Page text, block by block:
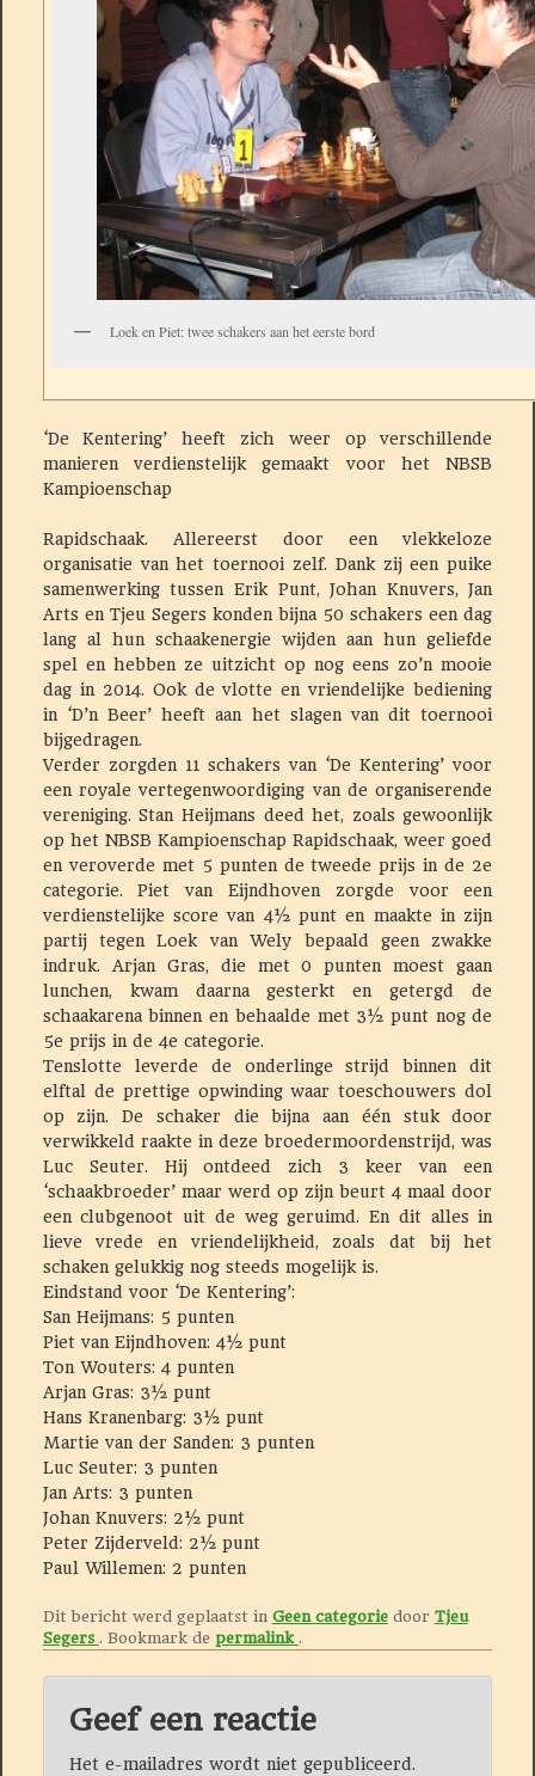
Loek en Piet: twee schakers aan het eerste bord
‘De Kentering’ heeft zich weer op verschillende
manieren verdienstelijk gemaakt voor het NBSB
Kampioenschap
Rapidschaak. Allereerst door een vlekkeloze
organisatie van het toernooi zelf. Dank zij een puike
samenwerking tussen Erik Punt, Johan Knuvers, Jan
Arts en Tjeu Segers konden bijna 50 schakers een dag
lang al hun schaakenergie wijden aan hun geliefde
spel en hebben ze uitzicht op nog eens zo’n mooie
dag in 2014. Ook de vlotte en vriendelijke bediening
in ‘D’n Beer’ heeft aan het slagen van dit toernooi
bijgedragen.
Verder zorgden 11 schakers van ‘De Kentering’ voor
een royale vertegenwoordiging van de organiserende
vereniging. Stan Heijmans deed het, zoals gewoonlijk
op het NBSB Kampioenschap Rapidschaak, weer goed
en veroverde met 5 punten de tweede prijs in de 2e
categorie. Piet van Eijndhoven zorgde voor een
verdienstelijke score van 4½ punt en maakte in zijn
partij tegen Loek van Wely bepaald geen zwakke
indruk. Arjan Gras, die met 0 punten moest gaan
lunchen, kwam daarna gesterkt en getergd de
schaakarena binnen en behaalde met 3½ punt nog de
5e prijs in de 4e categorie.
Tenslotte leverde de onderlinge strijd binnen dit
elftal de prettige opwinding waar toeschouwers dol
op zijn. De schaker die bijna aan één stuk door
verwikkeld raakte in deze broedermoordenstrijd, was
Luc Seuter. Hij ontdeed zich 3 keer van een
‘schaakbroeder’ maar werd op zijn beurt 4 maal door
een clubgenoot uit de weg geruimd. En dit alles in
lieve vrede en vriendelijkheid, zoals dat bij het
schaken gelukkig nog steeds mogelijk is.
Eindstand voor ‘De Kentering’:
San Heijmans: 5 punten
Piet van Eijndhoven: 4½ punt
Ton Wouters: 4 punten
Arjan Gras: 3½ punt
Hans Kranenbarg: 3½ punt
Martie van der Sanden: 3 punten
Luc Seuter: 3 punten
Jan Arts: 3 punten
Johan Knuvers: 2½ punt
Peter Zijderveld: 2½ punt
Paul Willemen: 2 punten
Dit bericht werd geplaatst in Geen categoriedoor Tjeu
Segers . Bookmark de permalink .
Geef een reactie
Het e-mailadres wordt niet gepubliceerd.